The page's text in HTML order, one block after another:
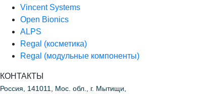
Vincent Systems
Open Bionics
ALPS
Regal (косметика)
Regal (модульные компоненты)
КОНТАКТЫ
Россия, 141011, Мос. обл., г. Мытищи,